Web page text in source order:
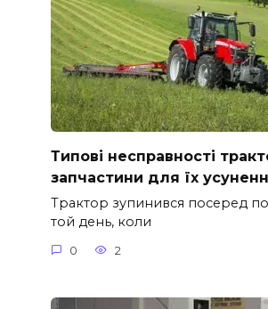
Типові несправності
запчастини для їх
Трактор зупинився посеред
той день, коли
0 2